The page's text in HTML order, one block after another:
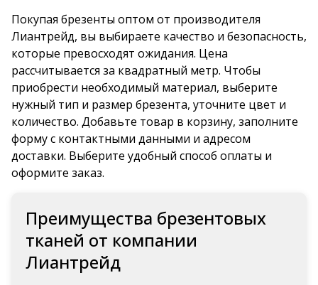
Покупая брезенты оптом от производителя
Лиантрейд, вы выбираете качество и безопасность,
которые превосходят ожидания. Цена
рассчитывается за квадратный метр. Чтобы
приобрести необходимый материал, выберите
нужный тип и размер брезента, уточните цвет и
количество. Добавьте товар в корзину, заполните
форму с контактными данными и адресом
доставки. Выберите удобный способ оплаты и
оформите заказ.
Преимущества брезентовых
тканей от компании
Лиантрейд